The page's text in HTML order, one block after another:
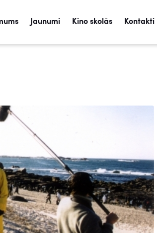
Jaunumi Kino skolās Kontakti